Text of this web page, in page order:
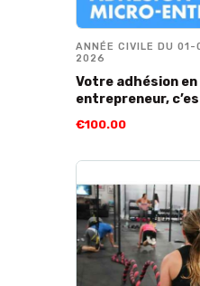
ANNÉE CIVILE DU
2026
Votre adhésion
entrepreneur,
€100.00